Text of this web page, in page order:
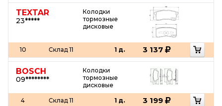
TEXTAR
23*****
Колодки
тормозные
дисковые
10 Склад 11 1 д. 3 137
BOSCH
09********
Колодки
тормозные
дисковые
4 Склад 11 1 д. 3 199